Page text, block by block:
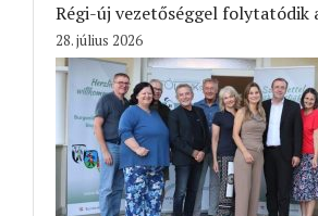
Régi-új vezetőséggel folytatódik
28. július 2026